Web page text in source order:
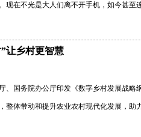
现在不光是大人们离不开手机，如今甚至
让乡村更智慧
、国务院办公厅印发《数字乡村发展战
整体带动和提升农业农村现代化发展，助